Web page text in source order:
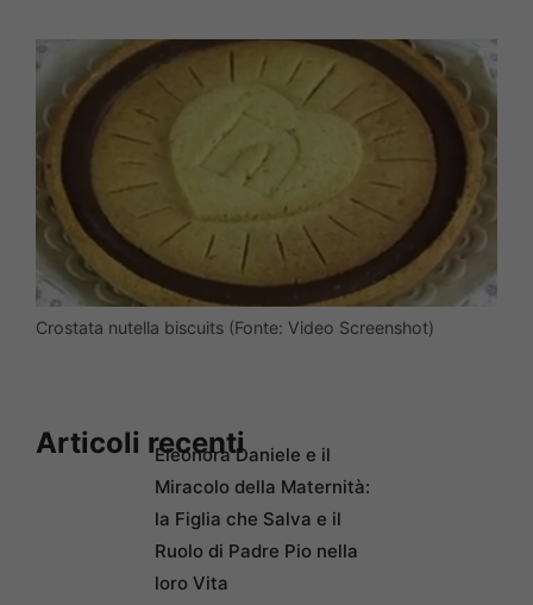
Crostata nutella biscuits (Fonte: Video Screenshot)
Articoli recentiEleonora Daniele e il
Miracolo della Maternità:
la Figlia che Salva e il
Ruolo di Padre Pio nella
loro Vita